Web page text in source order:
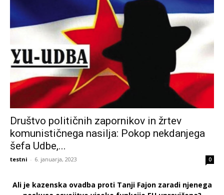
Društvo političnih zapornikov in žrtev
komunističnega nasilja: Pokop nekdanjega
šefa Udbe,...
testni - 6. januarja, 2023 0
Ali je kazenska ovadba proti Tanji Fajon zaradi njenega